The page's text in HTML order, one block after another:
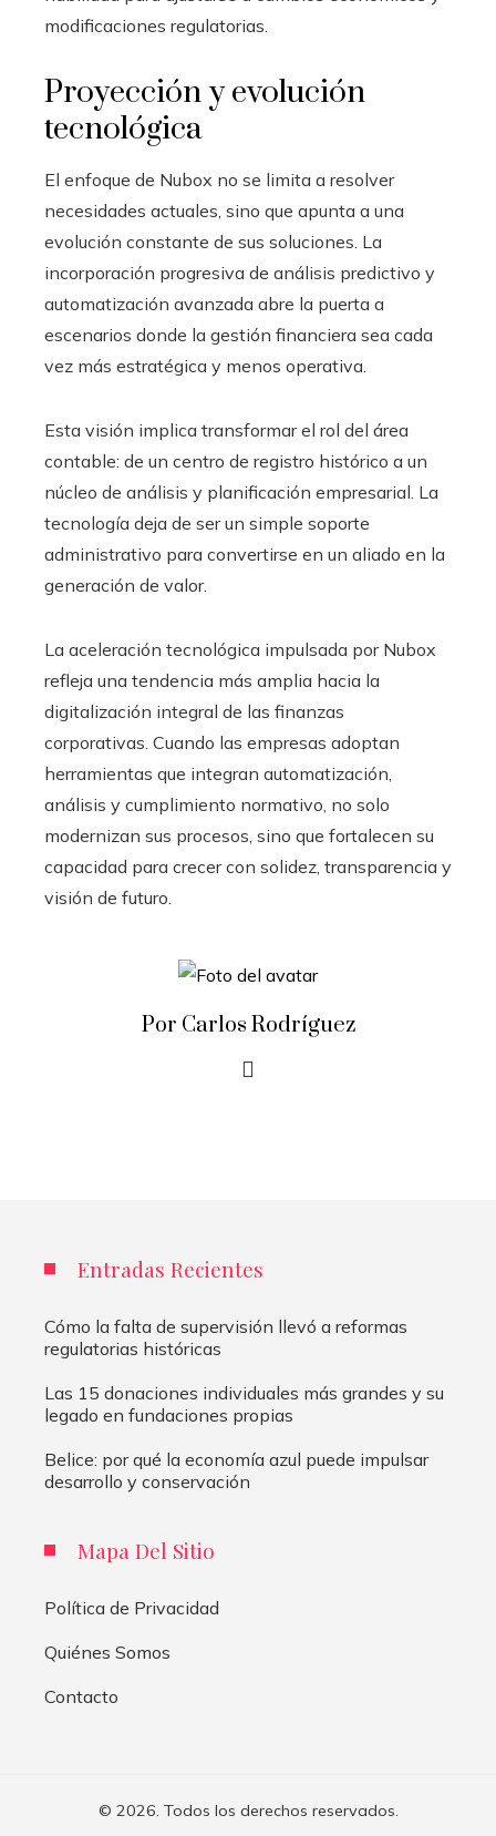
modificaciones regulatorias.
Proyección y evolución
tecnológica
El enfoque de Nubox no se limita a resolver
necesidades actuales, sino que apunta a una
evolución constante de sus soluciones. La
incorporación progresiva de análisis predictivo y
automatización avanzada abre la puerta a
escenarios donde la gestión financiera sea cada
vez más estratégica y menos operativa.
Esta visión implica transformar el rol del área
contable: de un centro de registro histórico a un
núcleo de análisis y planificación empresarial. La
tecnología deja de ser un simple soporte
administrativo para convertirse en un aliado en la
generación de valor.
La aceleración tecnológica impulsada por Nubox
refleja una tendencia más amplia hacia la
digitalización integral de las finanzas
corporativas. Cuando las empresas adoptan
herramientas que integran automatización,
análisis y cumplimiento normativo, no solo
modernizan sus procesos, sino que fortalecen su
capacidad para crecer con solidez, transparencia y
visión de futuro.
Por Carlos Rodríguez
Entradas Recientes
Cómo la falta de supervisión llevó a reformas
regulatorias históricas
Las 15 donaciones individuales más grandes y su
legado en fundaciones propias
Belice: por qué la economía azul puede impulsar
desarrollo y conservación
Mapa Del Sitio
Política de Privacidad
Quiénes Somos
Contacto
© 2026. Todos los derechos reservados.